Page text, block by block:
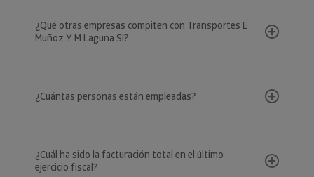
¿Qué otras empresas compiten con Transportes E
Muñoz Y M Laguna Sl?
¿Cuántas personas están empleadas?
¿Cuál ha sido la facturación total en el último
ejercicio fiscal?